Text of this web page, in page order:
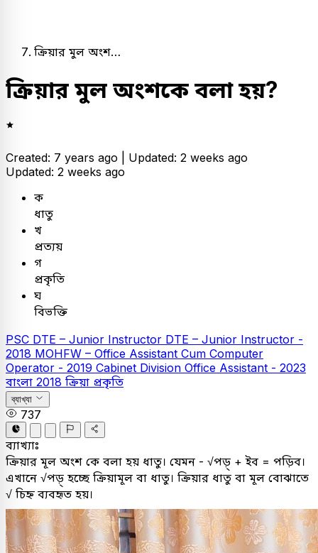
ক্রিয়ার মুল অংশ…
ক্রিয়ার মুল অংশকে বলা হয়?
Created: 7 years ago | Updated: 2 weeks ago
Updated: 2 weeks ago
ক
ধাতু
খ
প্রত্যয়
গ
প্রকৃতি
ঘ
বিভক্তি
PSC DTE – Junior Instructor DTE – Junior Instructor -
2018 MOHFW – Office Assistant Cum Computer
Operator - 2019 Cabinet Division Office Assistant - 2023
বাংলা 2018 ক্রিয়া প্রকৃতি
ব্যাখ্যা
737
ব্যাখ্যাঃ
ক্রিয়ার মূল অংশ কে বলা হয় ধাতু। যেমন - √পড়্ + ইব = পড়িব।
এখানে √পড়্ হচ্ছে ক্রিয়ামূল বা ধাতু। ক্রিয়ার ধাতু বা মূল বোঝাতে
√ চিহ্ন ব্যবহৃত হয়।